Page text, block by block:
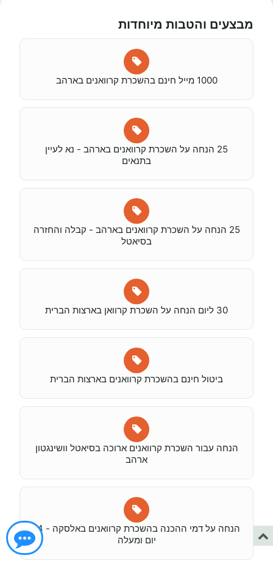
מבצעים והטבות מיוחדות
1000 מייל חינם בהשכרת קרוואנים בארהב
25 הנחה על השכרת קרוואנים בארהב - נא לעיין
בתנאים
25 הנחה על השכרת קרוואנים בארהב - קבלה והחזרה
בסיאטל
30 ליום הנחה על השכרת קרוואן בארצות הברית
ביטול חינם בהשכרת קרוואנים בארצות הברית
הנחה עבור השכרת קרוואנים ארוכה בסיאטל וושינגטון
ארהב
הנחה על דמי ההכנה בהשכרת קרוואנים באלסקה - 14
יום ומעלה